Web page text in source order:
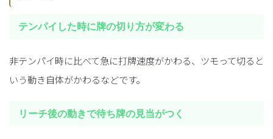
テンパイした時に牌の切り方が変わる
非テンパイ時に比べて急に打牌速度がかわる、ツモって切ると
いう動き自体がかわるなどです。
リーチ後の動きで待ち牌の見当がつく